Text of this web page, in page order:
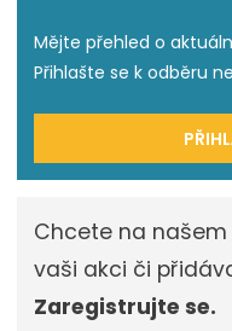
Mějte přehled o
Přihlašte se k odběru
Chcete na
vaši akci či
Zaregistrujte se.